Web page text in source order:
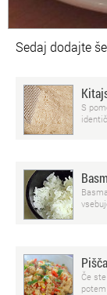
Sedaj dodajte
S
Če